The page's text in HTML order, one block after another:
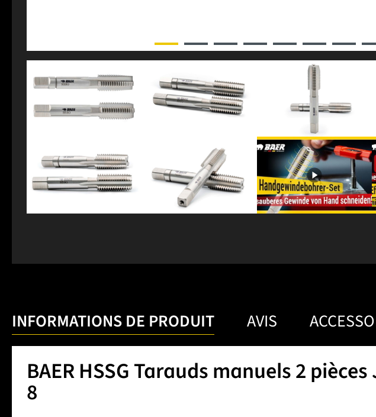
INFORMATIONS DE PRODUIT AVIS
BAER HSSG Tarauds manuels 2
8